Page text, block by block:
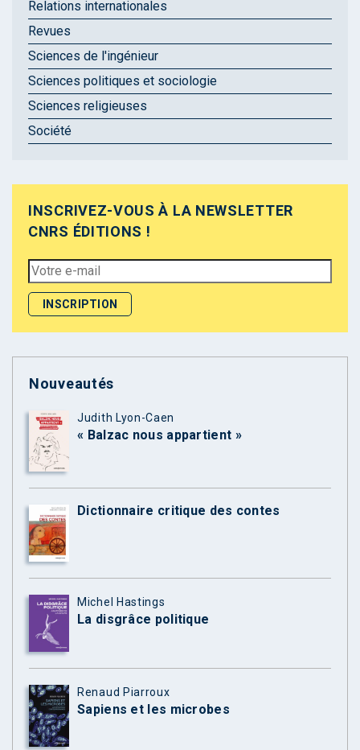
Relations internationales
Revues
Sciences de l'ingénieur
Sciences politiques et sociologie
Sciences religieuses
Société
INSCRIVEZ-VOUS À LA NEWSLETTER
CNRS ÉDITIONS !
Nouveautés
Judith Lyon-Caen
« Balzac nous appartient »
Dictionnaire critique des contes
Michel Hastings
La disgrâce politique
Renaud Piarroux
Sapiens et les microbes